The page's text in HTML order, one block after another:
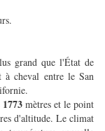
grand que l'État de
à cheval entre le San
1773 mètres et le point
d'altitude. Le climat